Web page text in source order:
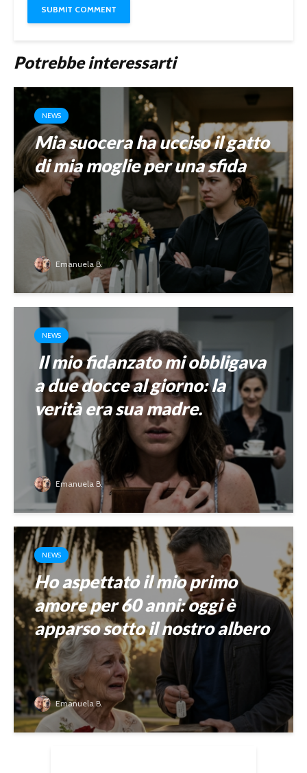
Potrebbe interessarti
NEWS
Mia suocera ha ucciso il gatto
di mia moglie per una sfida
Emanuela B.
NEWS
Il mio fidanzato mi obbligava
a due docce al giorno: la
verità era sua madre.
Emanuela B.
NEWS
Ho aspettato il mio primo
amore per 60 anni: oggi è
apparso sotto il nostro albero
Emanuela B.